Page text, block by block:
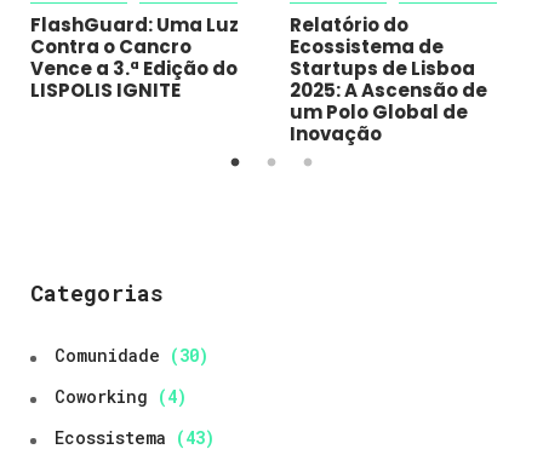
FlashGuard: Uma Luz
Contra o Cancro
Vence a 3.ª Edição do
LISPOLIS IGNITE
Relatório do
Ecossistema de
Startups de Lisboa
2025: A Ascensão de
um Polo Global de
Inovação
Categorias
Comunidade (30)
Coworking (4)
Ecossistema (43)